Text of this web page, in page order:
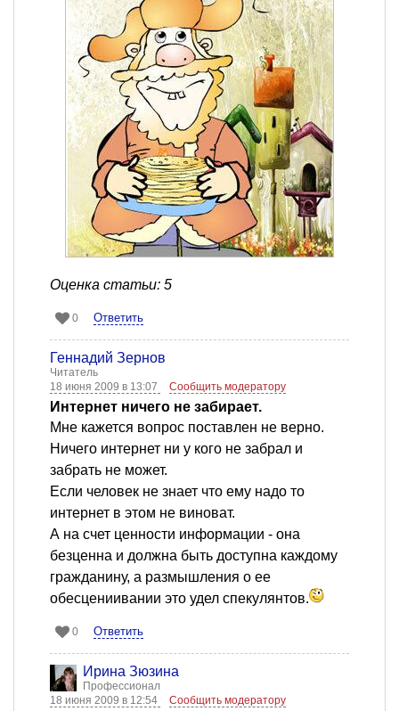
Оценка статьи: 5
0 Ответить
Геннадий Зернов
Читатель
18 июня 2009 в 13:07
Сообщить модератору
Интернет ничего не забирает.
Мне кажется вопрос поставлен не верно.
Ничего интернет ни у кого не забрал и
забрать не может.
Если человек не знает что ему надо то
интернет в этом не виноват.
А на счет ценности информации - она
безценна и должна быть доступна каждому
гражданину, а размышления о ее
обесцениивании это удел спекулянтов.
0 Ответить
Ирина Зюзина
Профессионал
18 июня 2009 в 12:54
Сообщить модератору